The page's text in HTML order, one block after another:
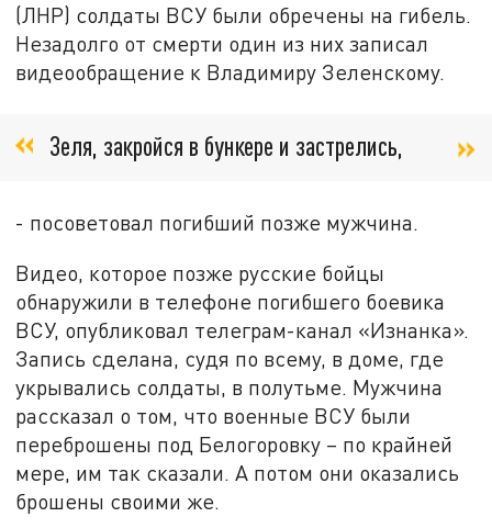
(ЛНР) солдаты ВСУ были обречены на гибель.
Незадолго от смерти один из них записал
видеообращение к Владимиру Зеленскому.
Зеля, закройся в бункере и застрелись,
- посоветовал погибший позже мужчина.
Видео, которое позже русские бойцы
обнаружили в телефоне погибшего боевика
ВСУ, опубликовал телеграм-канал «Изнанка».
Запись сделана, судя по всему, в доме, где
укрывались солдаты, в полутьме. Мужчина
рассказал о том, что военные ВСУ были
переброшены под Белогоровку – по крайней
мере, им так сказали. А потом они оказались
брошены своими же.